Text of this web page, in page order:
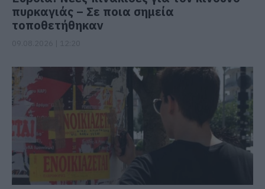
πυρκαγιάς – Σε ποια σημεία
τοποθετήθηκαν